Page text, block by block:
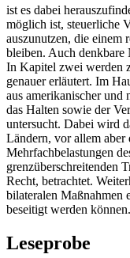
ist es dabei
möglich ist, steuerliche
auszunutzen, die einem
bleiben. Auch denkbare
In Kapitel zwei werden
genauer erläutert. Im
aus amerikanischer und
das Halten sowie der
untersucht. Dabei wird
Ländern, vor allem aber
Mehrfachbelastungen
grenzüberschreitenden
Recht, betrachtet.
bilateralen Maßnahmen
beseitigt werden können.
Leseprobe